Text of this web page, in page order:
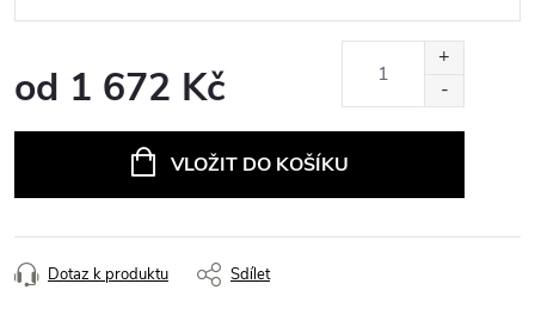
od 1 672 Kč
VLOŽIT DO KOŠÍKU
Dotaz k produktu Sdílet